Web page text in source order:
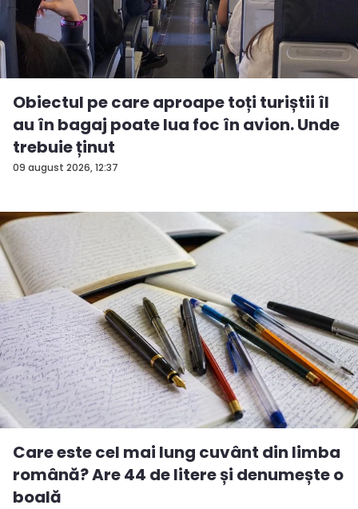
09 august 2026, 12:37
Obiectul pe care aproape toți turiștii îl
au în bagaj poate lua foc în avion. Unde
trebuie ținut
Care este cel mai lung cuvânt din limba
română? Are 44 de litere și denumește o
boală